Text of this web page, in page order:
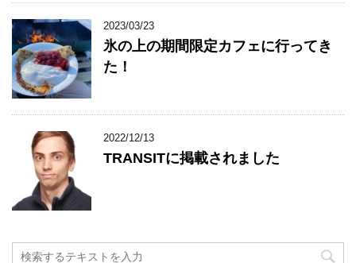
2023/03/23
氷の上の期間限定カフェに行ってき
た！
2022/12/13
TRANSITに掲載されました